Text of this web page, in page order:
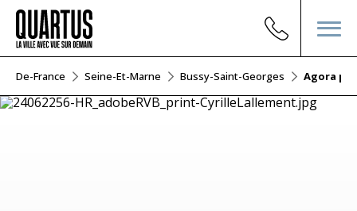
Île-De-France Seine-Et-Marne Bussy-Saint-Georges Agora